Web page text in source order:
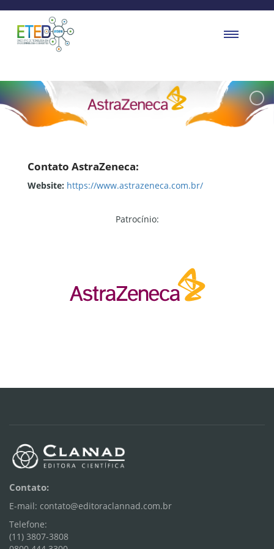
Contato AstraZeneca:
Website: https://www.astrazeneca.com.br/
Patrocínio:
Contato:
E-mail: contato@editoraclannad.com.br
Telefone:
(11) 3807-3808